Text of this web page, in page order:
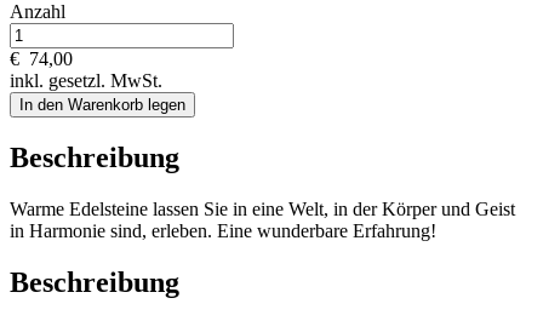
Anzahl
€ 74,00
inkl. gesetzl. MwSt.
In den Warenkorb legen
Beschreibung
Warme Edelsteine lassen Sie in eine Welt, in der Körper und Geist
in Harmonie sind, erleben. Eine wunderbare Erfahrung!
Beschreibung